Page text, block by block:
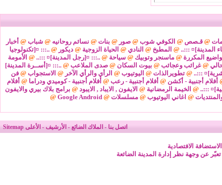
@قـصص @ الكوفي شوب @صور @ بنات @ نسائم روحانيه @شباب @ أخبار
المدينة]¤ :::.. @ المطبخ @ النادي @ الحياة الزوجية @ديكور @..::: ¤[تكنولوجيا
المكررة @ ماسنجر وتوبيك @ سياحة @ ..::: ¤[رجل المدينة]¤ :::.. @ الأمومة
@ غرائب وعجائب @ بيوت السكان @ صدى الملاعب @ ..::: ¤[أســرة المدينة]
:::..
@ تطويرالذات @ اليوتيوب @ الرأي والرأي الآخر @ الاستجواب @ فن
أفلام أجنبية - أكشن @ أفلام أجنبية - رعب @ أفلام أجنبية - كوميدي ودراما @ أفلام
:::..
@ الخيمة الرمضانية @ الايفون , الايباد , الايبود @ برامج بلاك بيري والايفون
@ اغاني اليوتيوب @مسلسلات @
Google Android
@
اتصل بنا - الملاك الضائع - الأرشيف - الأعلى Sitemap
الافتصادية
عن وجهة نظر إدارة المدينة الضائعة